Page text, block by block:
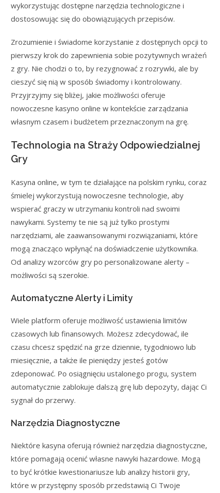
wykorzystując dostępne narzędzia technologiczne i
dostosowując się do obowiązujących przepisów.
Zrozumienie i świadome korzystanie z dostępnych opcji to
pierwszy krok do zapewnienia sobie pozytywnych wrażeń
z gry. Nie chodzi o to, by rezygnować z rozrywki, ale by
cieszyć się nią w sposób świadomy i kontrolowany.
Przyjrzyjmy się bliżej, jakie możliwości oferuje
nowoczesne kasyno online w kontekście zarządzania
własnym czasem i budżetem przeznaczonym na grę.
Technologia na Straży Odpowiedzialnej
Gry
Kasyna online, w tym te działające na polskim rynku, coraz
śmielej wykorzystują nowoczesne technologie, aby
wspierać graczy w utrzymaniu kontroli nad swoimi
nawykami. Systemy te nie są już tylko prostymi
narzędziami, ale zaawansowanymi rozwiązaniami, które
mogą znacząco wpłynąć na doświadczenie użytkownika.
Od analizy wzorców gry po personalizowane alerty –
możliwości są szerokie.
Automatyczne Alerty i Limity
Wiele platform oferuje możliwość ustawienia limitów
czasowych lub finansowych. Możesz zdecydować, ile
czasu chcesz spędzić na grze dziennie, tygodniowo lub
miesięcznie, a także ile pieniędzy jesteś gotów
zdeponować. Po osiągnięciu ustalonego progu, system
automatycznie zablokuje dalszą grę lub depozyty, dając Ci
sygnał do przerwy.
Narzędzia Diagnostyczne
Niektóre kasyna oferują również narzędzia diagnostyczne,
które pomagają ocenić własne nawyki hazardowe. Mogą
to być krótkie kwestionariusze lub analizy historii gry,
które w przystępny sposób przedstawią Ci Twoje